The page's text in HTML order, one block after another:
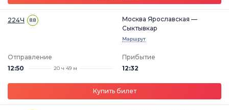
224Ч 8.8
Москва Ярославская —
Сыктывкар
Маршрут
Отправление
12:50
20 ч 49 м
Прибытие
12:32
Купить билет